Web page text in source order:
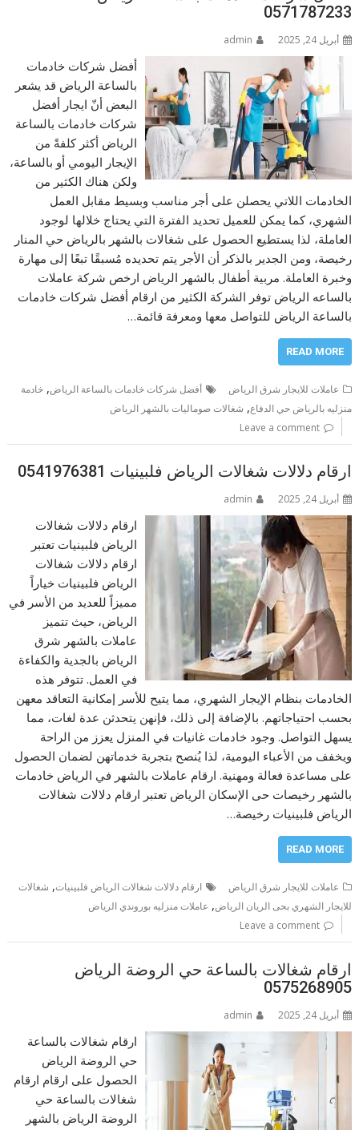
0571787233
أبريل 24, 2025 admin
أفضل شركات خادمات
بالساعة الرياض قد يشعر
البعض أنّ ايجار أفضل
شركات خادمات بالساعة
الرياض أكثر كلفةً من
الإيجار اليومي أو بالساعة،
ولكن هناك الكثير من
الخادمات اللاتي يحصلن على أجر مناسب وبسيط مقابل العمل
الشهري، كما يمكن للعميل تحديد الفترة التي يحتاج خلالها لوجود
العاملة، لذا يستطيع الحصول على شغالات بالشهر بالرياض حي المنار
رخيصة، ومن الجدير بالذكر أن الأجر يتم تحديده مُسبقًا تبعًا إلى مهارة
وخبرة العاملة. مربية أطفال بالشهر الرياض ارخص شركة عاملات
بالساعه الرياض توفر الشركة الكثير من ارقام أفضل شركات خادمات
بالساعة الرياض للتواصل معها ومعرفة قائمة…
READ MORE
عاملات للايجار شرق الرياض أفضل شركات خادمات بالساعة الرياض,خادمة
منزليه بالرياض حي الدفاع, شغالات صوماليات بالشهر الرياض
Leave a comment
ارقام دلالات شغالات الرياض فلبينيات 0541976381
أبريل 24, 2025 admin
ارقام دلالات شغالات
الرياض فلبينيات تعتبر
ارقام دلالات شغالات
الرياض فلبينيات خياراً
مميزاً للعديد من الأسر في
الرياض، حيث تتميز
عاملات بالشهر شرق
الرياض بالجدية والكفاءة
في العمل. تتوفر هذه
الخادمات بنظام الإيجار الشهري، مما يتيح للأسر إمكانية التعاقد معهن
بحسب احتياجاتهم. بالإضافة إلى ذلك، فإنهن يتحدثن عدة لغات، مما
يسهل التواصل. وجود خادمات غانيات في المنزل يعزز من الراحة
ويخفف من الأعباء اليومية، لذا يُنصح بتجربة خدماتهن لضمان الحصول
على مساعدة فعالة ومهنية. ارقام عاملات بالشهر في الرياض خادمات
بالشهر رخيصات حى الإسكان الرياض تعتبر ارقام دلالات شغالات
الرياض فلبينيات رخيصة…
READ MORE
عاملات للايجار شرق الرياض ارقام دلالات شغالات الرياض فلبينيات, شغالات
للايجار الشهري بحى الريان الرياض, عاملات منزليه بوروندي الرياض
Leave a comment
ارقام شغالات بالساعة حي الروضة الرياض
0575268905
أبريل 24, 2025 admin
ارقام شغالات بالساعة
حي الروضة الرياض
الحصول على ارقام ارقام
شغالات بالساعة حي
الروضة الرياض بالشهر